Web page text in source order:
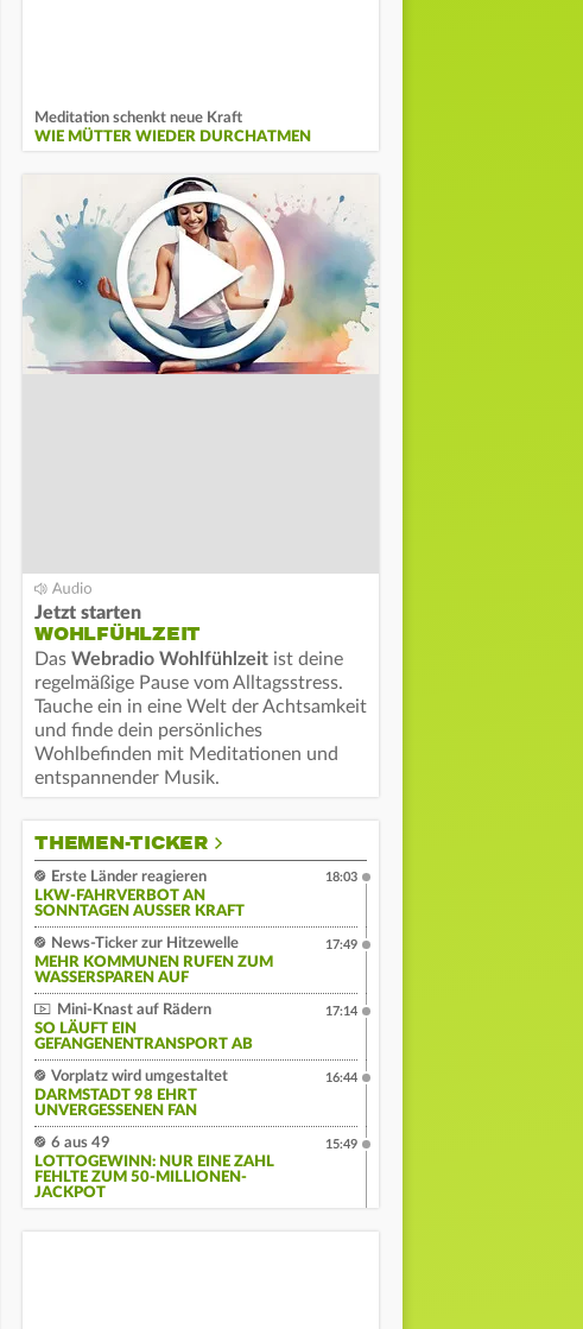
Meditation schenkt neue Kraft
WIE MÜTTER WIEDER DURCHATMEN
Jetzt starten
WOHLFÜHLZEIT
Das Webradio Wohlfühlzeit ist deine
regelmäßige Pause vom Alltagsstress.
Tauche ein in eine Welt der Achtsamkeit
und finde dein persönliches
Wohlbefinden mit Meditationen und
entspannender Musik.
THEMEN-TICKER
Erste Länder reagieren
LKW-FAHRVERBOT AN
SONNTAGEN AUSSER KRAFT
18:03
News-Ticker zur Hitzewelle
MEHR KOMMUNEN RUFEN ZUM
WASSERSPAREN AUF
17:49
Mini-Knast auf Rädern
SO LÄUFT EIN
GEFANGENENTRANSPORT AB
17:14
Vorplatz wird umgestaltet
DARMSTADT 98 EHRT
UNVERGESSENEN FAN
16:44
6 aus 49
LOTTOGEWINN: NUR EINE ZAHL
FEHLTE ZUM 50-MILLIONEN-
JACKPOT
15:49